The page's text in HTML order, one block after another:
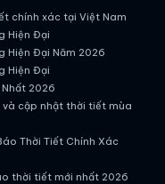
chính xác tại Việt Nam
Hiện Đại
Hiện Đại Năm 2026
Hiện Đại
Nhất 2026
cập nhật thời tiết mùa
Thời Tiết Chính Xác
thời tiết mới nhất 2026